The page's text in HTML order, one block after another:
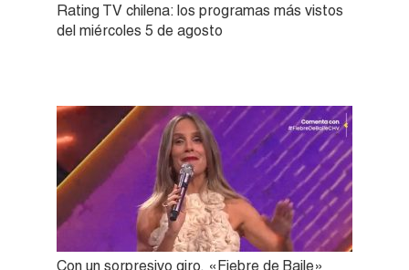
Rating TV chilena: los programas más vistos
del miércoles 5 de agosto
Con un sorpresivo giro, «Fiebre de Baile»